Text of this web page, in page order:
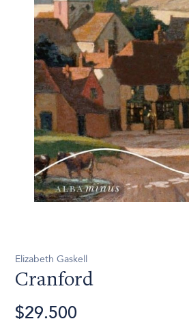
Elizabeth Gaskell
Cranford
$29.500